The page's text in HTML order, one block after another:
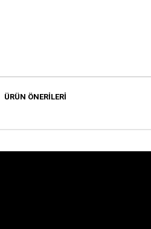
ÜRÜN ÖNERILERI